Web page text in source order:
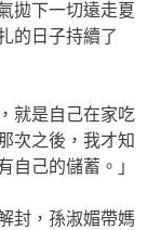
拋下一切遠走夏
的日子持續了
就是自己在家吃
次之後，我才知
自己的儲蓄。」
封，孫淑媚帶媽